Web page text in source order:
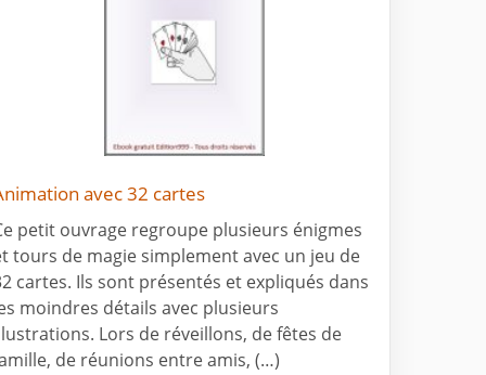
avec 32 cartes
petit ouvrage regroupe plusieurs énigmes
tours de magie simplement avec un jeu de
cartes. Ils sont présentés et expliqués dans
moindres détails avec plusieurs
Lors de réveillons, de fêtes de
de réunions entre amis, (…)